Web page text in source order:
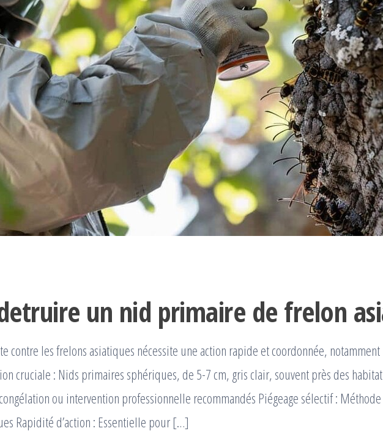
un nid primaire de frelon
contre les frelons asiatiques nécessite une action rapide et coordonnée,
cruciale : Nids primaires sphériques, de 5-7 cm, gris clair, souvent près des
ou intervention professionnelle recommandés Piégeage sélectif :
Rapidité d’action : Essentielle pour […]